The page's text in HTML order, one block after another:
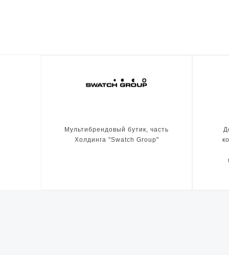
Мультибрендовый бутик, часть
Холдинга "Swatch Group"